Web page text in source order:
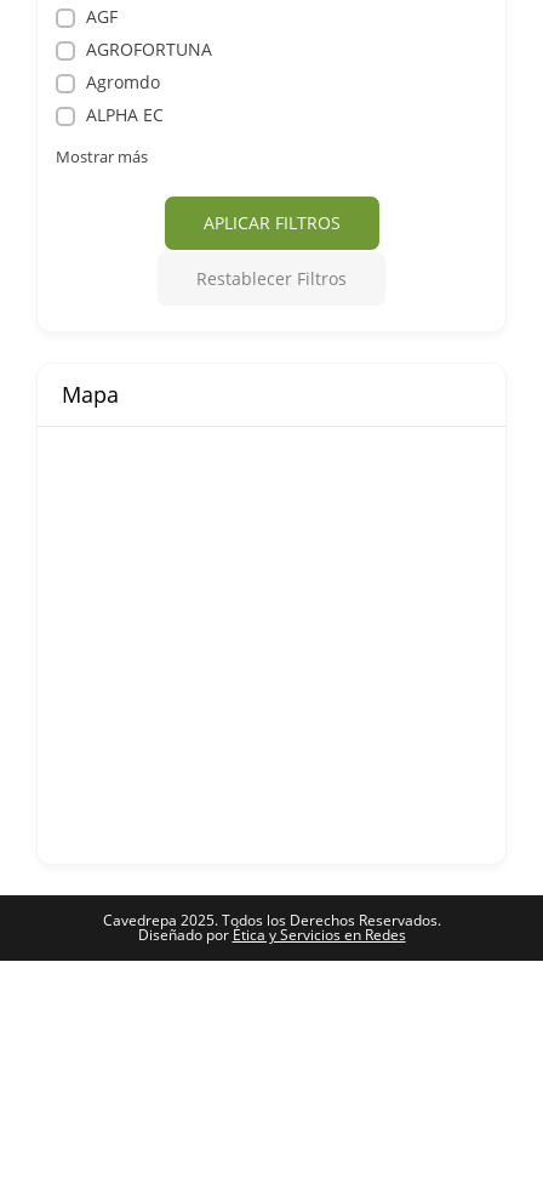
AGF
AGROFORTUNA
Agromdo
ALPHA EC
Mostrar más
APLICAR FILTROS
Restablecer Filtros
Mapa
Cavedrepa 2025. Todos los Derechos Reservados.
Diseñado por Ética y Servicios en Redes